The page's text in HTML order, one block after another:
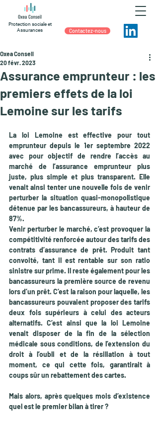
Protection sociale et
Assurances
Contactez-nous
Assurance emprunteur : les
premiers effets de la loi
Lemoine sur les tarifs
Oxea Conseil
20 févr. 2023
La loi Lemoine est effective pour tout
emprunteur depuis le 1er septembre 2022
avec pour objectif de rendre l’accès au
marché de l’assurance emprunteur plus
juste, plus simple et plus transparent. Elle
venait ainsi tenter une nouvelle fois de venir
perturber la situation quasi-monopolistique
détenue par les bancassureurs, à hauteur de
87%.
Venir perturber le marché, c’est provoquer la
compétitivité renforcée autour des tarifs des
contrats d’assurance de prêt. Produit tant
convoité, tant il est rentable sur son ratio
sinistre sur prime. Il reste également pour les
bancassureurs la première source de revenu
lors d’un prêt. C’est la raison pour laquelle, les
bancassureurs pouvaient proposer des tarifs
deux fois supérieurs à celui des acteurs
alternatifs. C’est ainsi que la loi Lemoine
venait disposer de la fin de la sélection
médicale sous conditions, de l’extension du
droit à l’oubli et de la résiliation à tout
moment, ce qui cette fois, garantirait à
coups sûr un rebattement des cartes.
Mais alors, après quelques mois d’existence
quel est le premier bilan à tirer ?